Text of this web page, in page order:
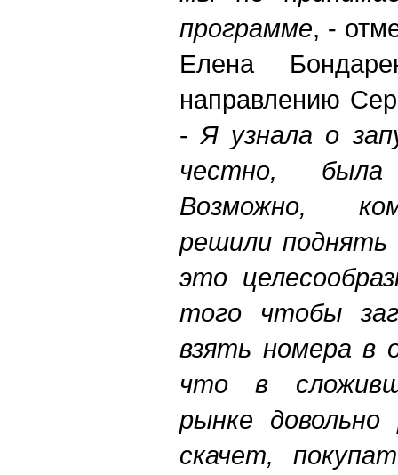
программе, -
Елена
направлению
-Я узнала о
честно, была
Возможно,
решили
это
того чтобы
взять номера в
что в
рынке
скачет,